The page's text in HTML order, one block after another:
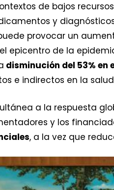
de bajos
y
provocar un
epicentro de la
disminución del 53% en
e indirectos en la
a la respuesta
y los
, a la vez que